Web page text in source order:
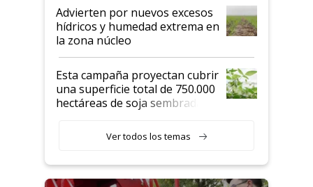
Advierten por nuevos excesos
hídricos y humedad extrema en
la zona núcleo
Esta campaña proyectan cubrir
una superficie total de 750.000
hectáreas de soja sembradas
variedades que marcan un
salto tecnológico en genética y
Ver todos los temas